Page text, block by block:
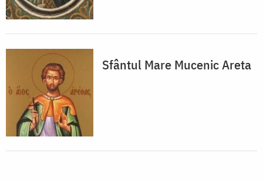
Sfântul Mare Mucenic Areta